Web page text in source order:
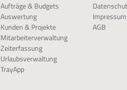
Aufträge & Budgets
Auswertung
Kunden & Projekte
Mitarbeiterverwaltung
Zeiterfassung
Urlaubsverwaltung
TrayApp
Impressum
AGB